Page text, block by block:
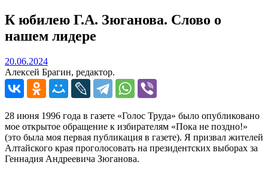
К юбилею Г.А. Зюганова. Слово о
нашем лидере
20.06.202420.06.2024
Алексей Брагин, редактор.
28 июня 1996 года в газете «Голос Труда» было опубликовано
мое открытое обращение к избирателям «Пока не поздно!»
(это была моя первая публикация в газете). Я призвал жителей
Алтайского края проголосовать на президентских выборах за
Геннадия Андреевича Зюганова.